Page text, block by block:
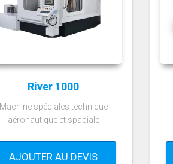
River 1000
Machine spéciales technique
aéronautique et spaciale
AJOUTER AU DEVIS